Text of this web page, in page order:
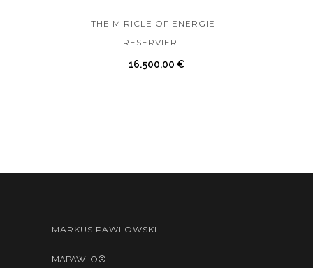
THE MIRICLE OF ENERGIE –
RESERVIERT –
16.500,00 €
MARKUS PAWLOWSKI
MAPAWLO®